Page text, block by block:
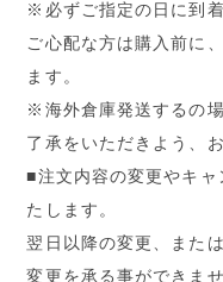
※必ずご指定の日に到
ご心配な方は購入前に
ます。
※海外倉庫発送するの
了承をいただきよう、
■注文内容の変更やキ
たします。
翌日以降の変更、また
変更を承る事ができませ